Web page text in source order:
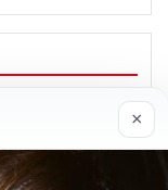
alış satış
×